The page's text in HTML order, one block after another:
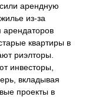
арендную
из-за
арендаторов
квартиры в
риэлторы.
инвесторы,
вкладывая
проекты в